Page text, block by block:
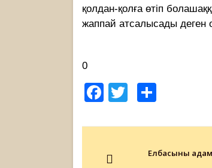
қолдан-қолға өтіп
жаппай атсалысады деген
0
Facebook
Twitter
Елбасының